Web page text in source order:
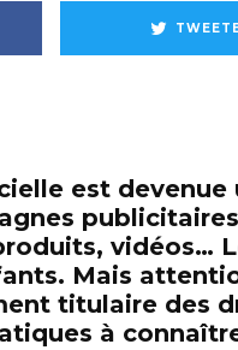
est
vidéos…
Mais
titulaire des
à